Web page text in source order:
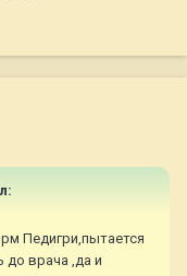
Педигри,пытается
до врача ,да и